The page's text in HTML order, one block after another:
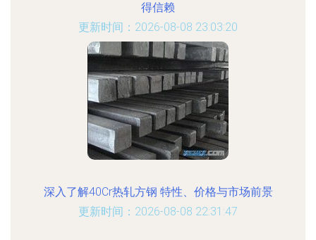
得信赖
更新时间：2026-08-08 23:03:20
深入了解40Cr热轧方钢 特性、价格与市场前景
更新时间：2026-08-08 22:31:47